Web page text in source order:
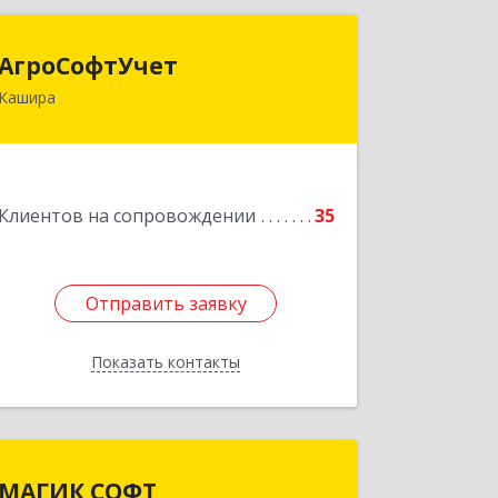
Кашира
Клиентов на сопровождении 35
Отправить заявку
Показать контакты
142932, Московская обл, г.о.Кашира,
Отправить заявку
Назад
МАГИК СОФТ